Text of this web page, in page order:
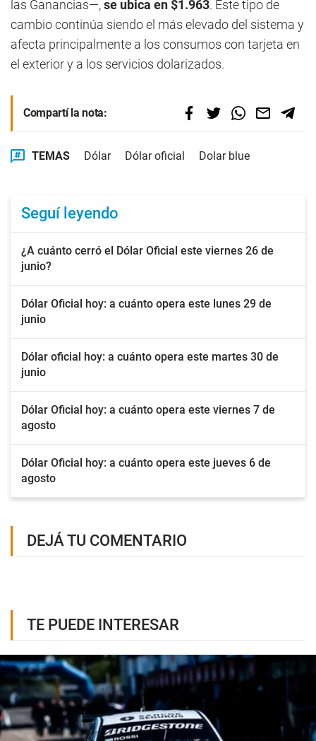
las Ganancias—,se ubica en $1.963. Este tipo de
cambio continúa siendo el más elevado del sistema y
afecta principalmente a los consumos con tarjeta en
el exterior y a los servicios dolarizados.
Compartí la nota:
TEMAS Dólar Dólar oficial Dolar blue
Seguí leyendo
¿A cuánto cerró el Dólar Oficial este viernes 26 de
junio?
Dólar Oficial hoy: a cuánto opera este lunes 29 de
junio
Dólar oficial hoy: a cuánto opera este martes 30 de
junio
Dólar Oficial hoy: a cuánto opera este viernes 7 de
agosto
Dólar Oficial hoy: a cuánto opera este jueves 6 de
agosto
DEJÁ TU COMENTARIO
TE PUEDE INTERESAR